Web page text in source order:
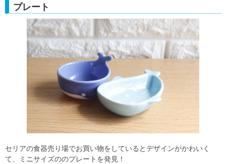
プレート
セリアの食器売り場でお買い物をしているとデザインがかわいく
て、ミニサイズののプレートを発見！